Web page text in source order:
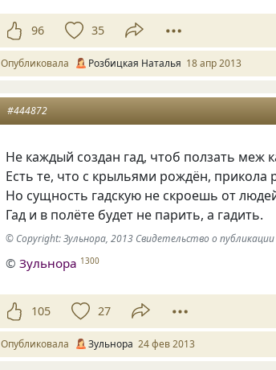
96 35
Опубликовала Розбицкая Наталья 18 апр 2013
#444872
Не каждый создан гад, чтоб ползать меж
Есть те, что с крыльями рождён, прикола
Но сущность гадскую не скроешь от
Гад и в полёте будет не парить, а гадить.
© Copyright: Зульнора, 2013 Свидетельство о
©Зульнора 1300
105 27
Опубликовала Зульнора 24 фев 2013